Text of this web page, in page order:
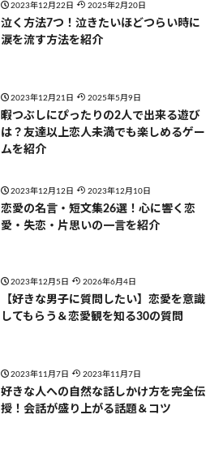
2023年12月22日 2025年2月20日
泣く方法7つ！泣きたいほどつらい時に
涙を流す方法を紹介
2023年12月21日 2025年5月9日
暇つぶしにぴったりの2人で出来る遊び
は？友達以上恋人未満でも楽しめるゲー
ムを紹介
2023年12月12日 2023年12月10日
恋愛の名言・短文集26選！心に響く恋
愛・失恋・片思いの一言を紹介
2023年12月5日 2026年6月4日
【好きな男子に質問したい】恋愛を意識
してもらう＆恋愛観を知る30の質問
2023年11月7日 2023年11月7日
好きな人への自然な話しかけ方を完全伝
授！会話が盛り上がる話題＆コツ